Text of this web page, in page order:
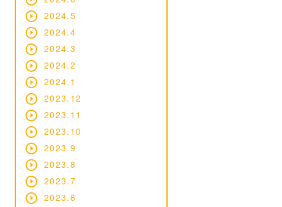
2024.5
2024.4
2024.3
2024.2
2024.1
2023.12
2023.11
2023.10
2023.9
2023.8
2023.7
2023.6